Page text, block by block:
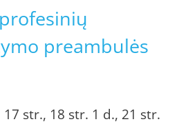
preambulės
str., 18 str. 1 d., 21 str.